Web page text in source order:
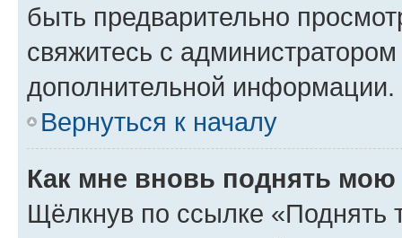
быть предварительно
свяжитесь с
дополнительной информации.
Вернуться к началу
Как мне вновь поднять мою
Щёлкнув по ссылке «Поднять